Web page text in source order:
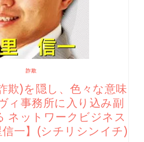
詐欺
欺)を隠し、色々な意味
ィ事務所に入り込み副
ネットワークビジネス
一】(シチリシンイチ)